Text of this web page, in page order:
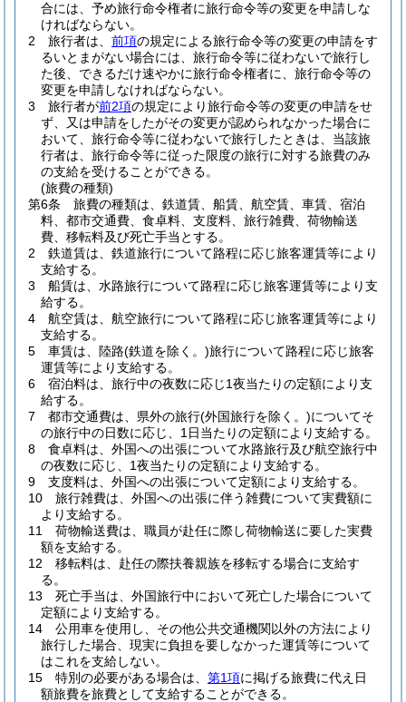
合には、予め旅行命令権者に旅行命令等の変更を申請しな
ければならない。
2
旅行者は、 前項の規定による旅行命令等の変更の申請をす
るいとまがない場合には、旅行命令等に従わないで旅行し
た後、できるだけ速やかに旅行命令権者に、旅行命令等の
変更を申請しなければならない。
3
旅行者が前2項の規定により旅行命令等の変更の申請をせ
ず、又は申請をしたがその変更が認められなかった場合に
おいて、旅行命令等に従わないで旅行したときは、当該旅
行者は、旅行命令等に従った限度の旅行に対する旅費のみ
の支給を受けることができる。
(旅費の種類)
第6条
旅費の種類は、鉄道賃、船賃、航空賃、車賃、宿泊
料、都市交通費、食卓料、支度料、旅行雑費、荷物輸送
費、移転料及び死亡手当とする。
2
鉄道賃は、鉄道旅行について路程に応じ旅客運賃等により
支給する。
3
船賃は、水路旅行について路程に応じ旅客運賃等により支
給する。
4
航空賃は、航空旅行について路程に応じ旅客運賃等により
支給する。
5
車賃は、陸路(鉄道を除く。)旅行について路程に応じ旅客
運賃等により支給する。
6
宿泊料は、旅行中の夜数に応じ1夜当たりの定額により支
給する。
7
都市交通費は、県外の旅行(外国旅行を除く。)についてそ
の旅行中の日数に応じ、1日当たりの定額により支給する。
8
食卓料は、外国への出張について水路旅行及び航空旅行中
の夜数に応じ、1夜当たりの定額により支給する。
9
支度料は、外国への出張について定額により支給する。
10
旅行雑費は、外国への出張に伴う雑費について実費額に
より支給する。
11
荷物輸送費は、職員が赴任に際し荷物輸送に要した実費
額を支給する。
12
移転料は、赴任の際扶養親族を移転する場合に支給す
る。
13
死亡手当は、外国旅行中において死亡した場合について
定額により支給する。
14
公用車を使用し、その他公共交通機関以外の方法により
旅行した場合、現実に負担を要しなかった運賃等について
はこれを支給しない。
15
特別の必要がある場合は、 第1項に掲げる旅費に代え日
額旅費を旅費として支給することができる。